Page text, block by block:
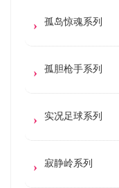
孤岛惊魂系列
孤胆枪手系列
实况足球系列
寂静岭系列